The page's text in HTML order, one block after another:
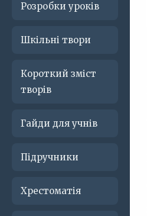
Розробки уроків
Шкільні твори
Короткий зміст
творів
Гайди для учнів
Підручники
Хрестоматія